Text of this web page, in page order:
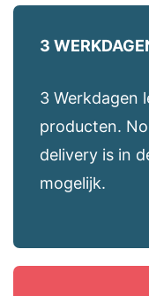
3
3 Werkdagen
producten.
delivery is in
mogelijk.